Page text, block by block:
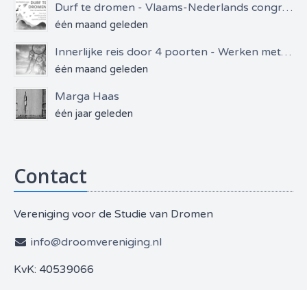
Durf te dromen - Vlaams-Nederlands congres
één maand geleden
Innerlijke reis door 4 poorten - Werken met dromen & bewustzijn
één maand geleden
Marga Haas
één jaar geleden
Contact
Vereniging voor de Studie van Dromen
info@droomvereniging.nl
KvK: 40539066